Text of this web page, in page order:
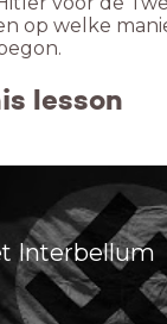
op welke
lesson
Interbellum